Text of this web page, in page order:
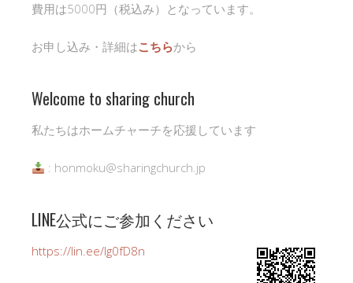
費用は5000円（税込み）となっています。
お申し込み・詳細はこちらから
Welcome to sharing church
私たちはホームチャーチを応援しています
: honmoku@sharingchurch.jp
LINE公式にご参加ください
https://lin.ee/Ig0fD8n